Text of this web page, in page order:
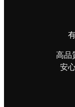
高品
安